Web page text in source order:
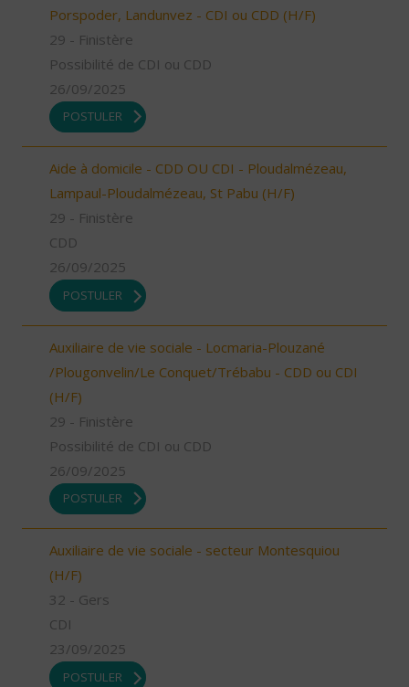
Porspoder, Landunvez - CDI ou CDD (H/F)
29 - Finistère
Possibilité de CDI ou CDD
26/09/2025
POSTULER
Aide à domicile - CDD OU CDI - Ploudalmézeau,
Lampaul-Ploudalmézeau, St Pabu (H/F)
29 - Finistère
CDD
26/09/2025
POSTULER
Auxiliaire de vie sociale - Locmaria-Plouzané
/Plougonvelin/Le Conquet/Trébabu - CDD ou CDI
(H/F)
29 - Finistère
Possibilité de CDI ou CDD
26/09/2025
POSTULER
Auxiliaire de vie sociale - secteur Montesquiou
(H/F)
32 - Gers
CDI
23/09/2025
POSTULER